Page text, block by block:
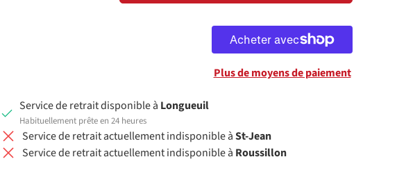
Plus de moyens de paiement
Service de retrait disponible à Longueuil
Habituellement prête en 24 heures
Service de retrait actuellement indisponible àSt-Jean
Service de retrait actuellement indisponible à Roussillon